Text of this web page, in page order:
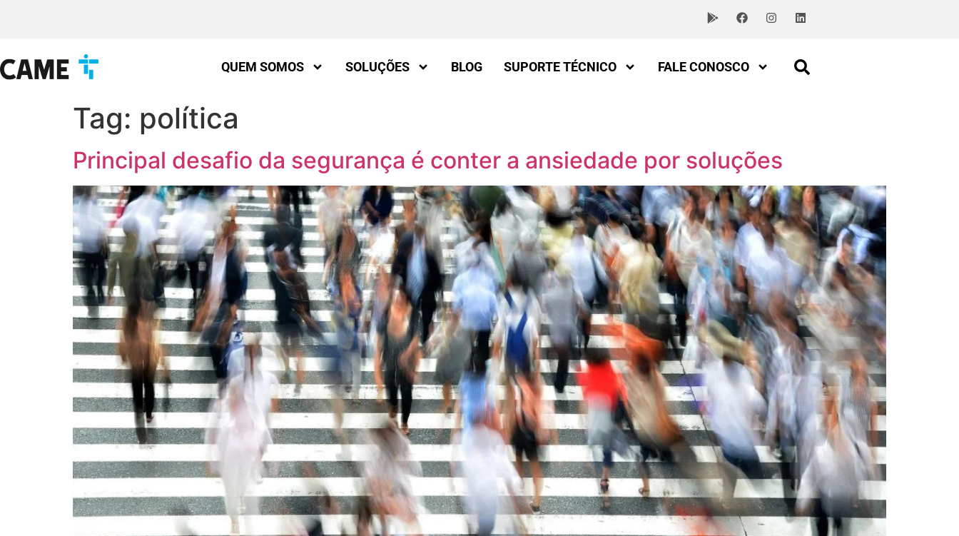
QUEM SOMOS SOLUÇÕES BLOG SUPORTE TÉCNICO FALE CONOSCO
Tag: política
Principal desafio da segurança é conter a ansiedade por soluções